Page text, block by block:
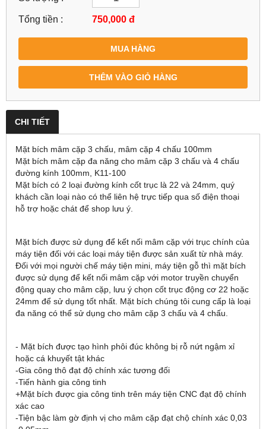
Tổng tiền : 750,000 đ
MUA HÀNG
THÊM VÀO GIỎ HÀNG
CHI TIẾT
Mặt bích mâm cặp 3 chấu, mâm cặp 4 chấu 100mm
Mặt bích mâm cặp đa năng cho mâm cặp 3 chấu và 4 chấu
đường kính 100mm, K11-100
Mặt bích có 2 loại đường kính cốt trục là 22 và 24mm, quý
khách cần loại nào có thể liên hệ trực tiếp qua số điện thoại
hỗ trợ hoặc chát để shop lưu ý.
Mặt bích được sử dụng để kết nối mâm cặp với trục chính của
máy tiện đối với các loại máy tiện được sản xuất từ nhà máy.
Đối với mọi người chế máy tiện mini, máy tiện gỗ thì mặt bích
được sử dụng để kết nối mâm cặp với motor truyền chuyển
động quay cho mâm cặp, lưu ý chọn cốt trục động cơ 22 hoặc
24mm để sử dụng tốt nhất. Mặt bích chúng tôi cung cấp là loại
đa năng có thể sử dụng cho mâm cặp 3 chấu và 4 chấu.
- Mặt bích được tạo hình phôi đúc không bị rỗ nứt ngậm xỉ
hoặc cá khuyết tật khác
-Gia công thô đạt độ chính xác tương đối
-Tiến hành gia công tinh
+Mặt bích được gia công tinh trên máy tiện CNC đạt độ chính
xác cao
-Tiện bậc làm gờ định vị cho mâm cặp đạt chộ chính xác 0,03